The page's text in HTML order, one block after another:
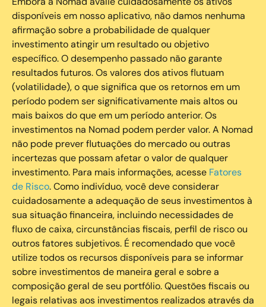
disponíveis em nosso aplicativo, não damos nenhuma
afirmação sobre a probabilidade de qualquer
investimento atingir um resultado ou objetivo
específico. O desempenho passado não garante
resultados futuros. Os valores dos ativos flutuam
(volatilidade), o que significa que os retornos em um
período podem ser significativamente mais altos ou
mais baixos do que em um período anterior. Os
investimentos na Nomad podem perder valor. A Nomad
não pode prever flutuações do mercado ou outras
incertezas que possam afetar o valor de qualquer
investimento. Para mais informações, acesse Fatores
de Risco. Como indivíduo, você deve considerar
cuidadosamente a adequação de seus investimentos à
sua situação financeira, incluindo necessidades de
fluxo de caixa, circunstâncias fiscais, perfil de risco ou
outros fatores subjetivos. É recomendado que você
utilize todos os recursos disponíveis para se informar
sobre investimentos de maneira geral e sobre a
composição geral de seu portfólio. Questões fiscais ou
legais relativas aos investimentos realizados através da